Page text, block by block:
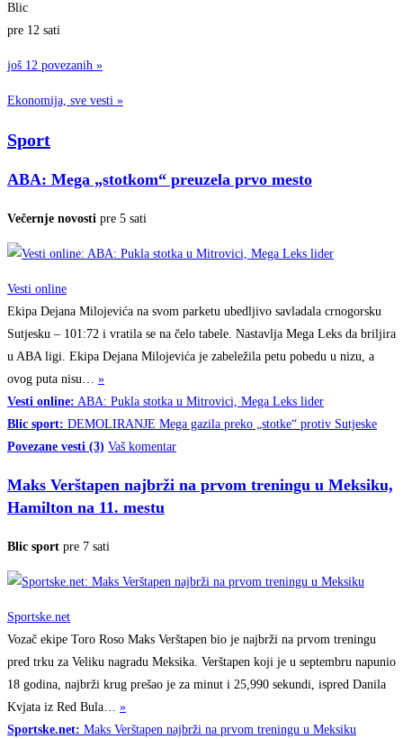
Blic
pre 12 sati
još 12 povezanih »
Ekonomija, sve vesti »
Sport
ABA: Mega „stotkom“ preuzela prvo mesto
Večernje novosti pre 5 sati
Vesti online
Ekipa Dejana Milojevića na svom parketu ubedljivo savladala crnogorsku
Sutjesku – 101:72 i vratila se na čelo tabele. Nastavlja Mega Leks da briljira
u ABA ligi. Ekipa Dejana Milojevića je zabeležila petu pobedu u nizu, a
ovog puta nisu… »
Vesti online: ABA: Pukla stotka u Mitrovici, Mega Leks lider
Blic sport: DEMOLIRANJE Mega gazila preko „stotke“ protiv Sutjeske
Povezane vesti (3) Vaš komentar
Maks Verštapen najbrži na prvom treningu u Meksiku,
Hamilton na 11. mestu
Blic sport pre 7 sati
Sportske.net
Vozač ekipe Toro Roso Maks Verštapen bio je najbrži na prvom treningu
pred trku za Veliku nagradu Meksika. Verštapen koji je u septembru napunio
18 godina, najbrži krug prešao je za minut i 25,990 sekundi, ispred Danila
Kvjata iz Red Bula… »
Sportske.net: Maks Verštapen najbrži na prvom treningu u Meksiku